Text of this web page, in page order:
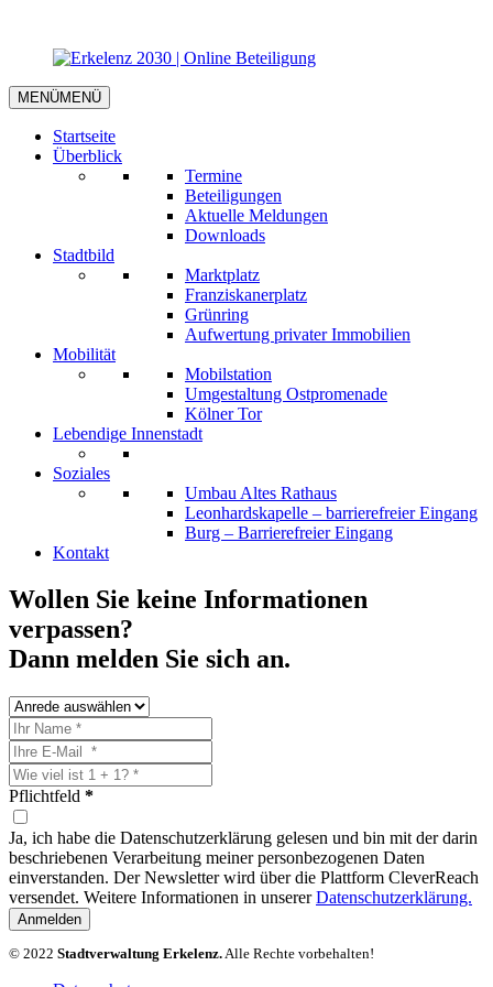
MENÜMENÜ
Startseite
Überblick
Termine
Beteiligungen
Aktuelle Meldungen
Downloads
Stadtbild
Marktplatz
Franziskanerplatz
Grünring
Aufwertung privater Immobilien
Mobilität
Mobilstation
Umgestaltung Ostpromenade
Kölner Tor
Lebendige Innenstadt
Soziales
Umbau Altes Rathaus
Leonhardskapelle – barrierefreier Eingang
Burg – Barrierefreier Eingang
Kontakt
Wollen Sie keine Informationen
verpassen?
Dann melden Sie sich an.
Pflichtfeld *
Ja, ich habe die Datenschutzerklärung gelesen und bin mit der darin
beschriebenen Verarbeitung meiner personbezogenen Daten
einverstanden. Der Newsletter wird über die Plattform CleverReach
versendet. Weitere Informationen in unsererDatenschutzerklärung.
Anmelden
© 2022 Stadtverwaltung Erkelenz.Alle Rechte vorbehalten!